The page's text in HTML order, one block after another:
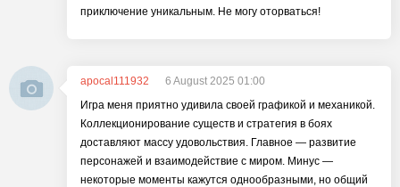
приключение уникальным. Не могу оторваться!
apocal111932
6 August 2025 01:00
Игра меня приятно удивила своей графикой и механикой.
Коллекционирование существ и стратегия в боях
доставляют массу удовольствия. Главное — развитие
персонажей и взаимодействие с миром. Минус —
некоторые моменты кажутся однообразными, но общий